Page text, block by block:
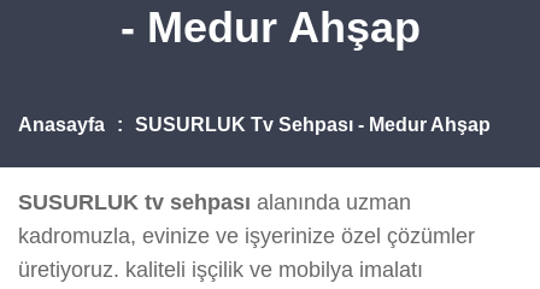
- Medur Ahşap
Anasayfa SUSURLUK Tv Sehpası - Medur Ahşap
SUSURLUK tv sehpası alanında uzman
kadromuzla, evinize ve işyerinize özel çözümler
üretiyoruz. kaliteli işçilik ve mobilya imalatı